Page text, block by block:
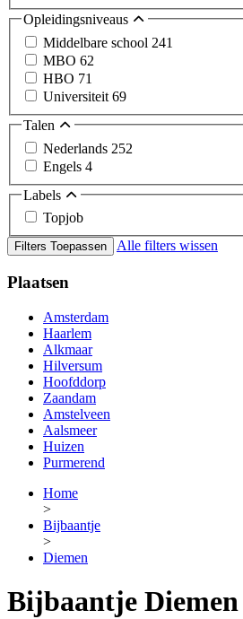
Opleidingsniveaus
Middelbare school 241
MBO 62
HBO 71
Universiteit 69
Talen
Nederlands 252
Engels 4
Labels
Topjob
Filters Toepassen Alle filters wissen
Plaatsen
Amsterdam
Haarlem
Alkmaar
Hilversum
Hoofddorp
Zaandam
Amstelveen
Aalsmeer
Huizen
Purmerend
Home
>
Bijbaantje
>
Diemen
Bijbaantje Diemen